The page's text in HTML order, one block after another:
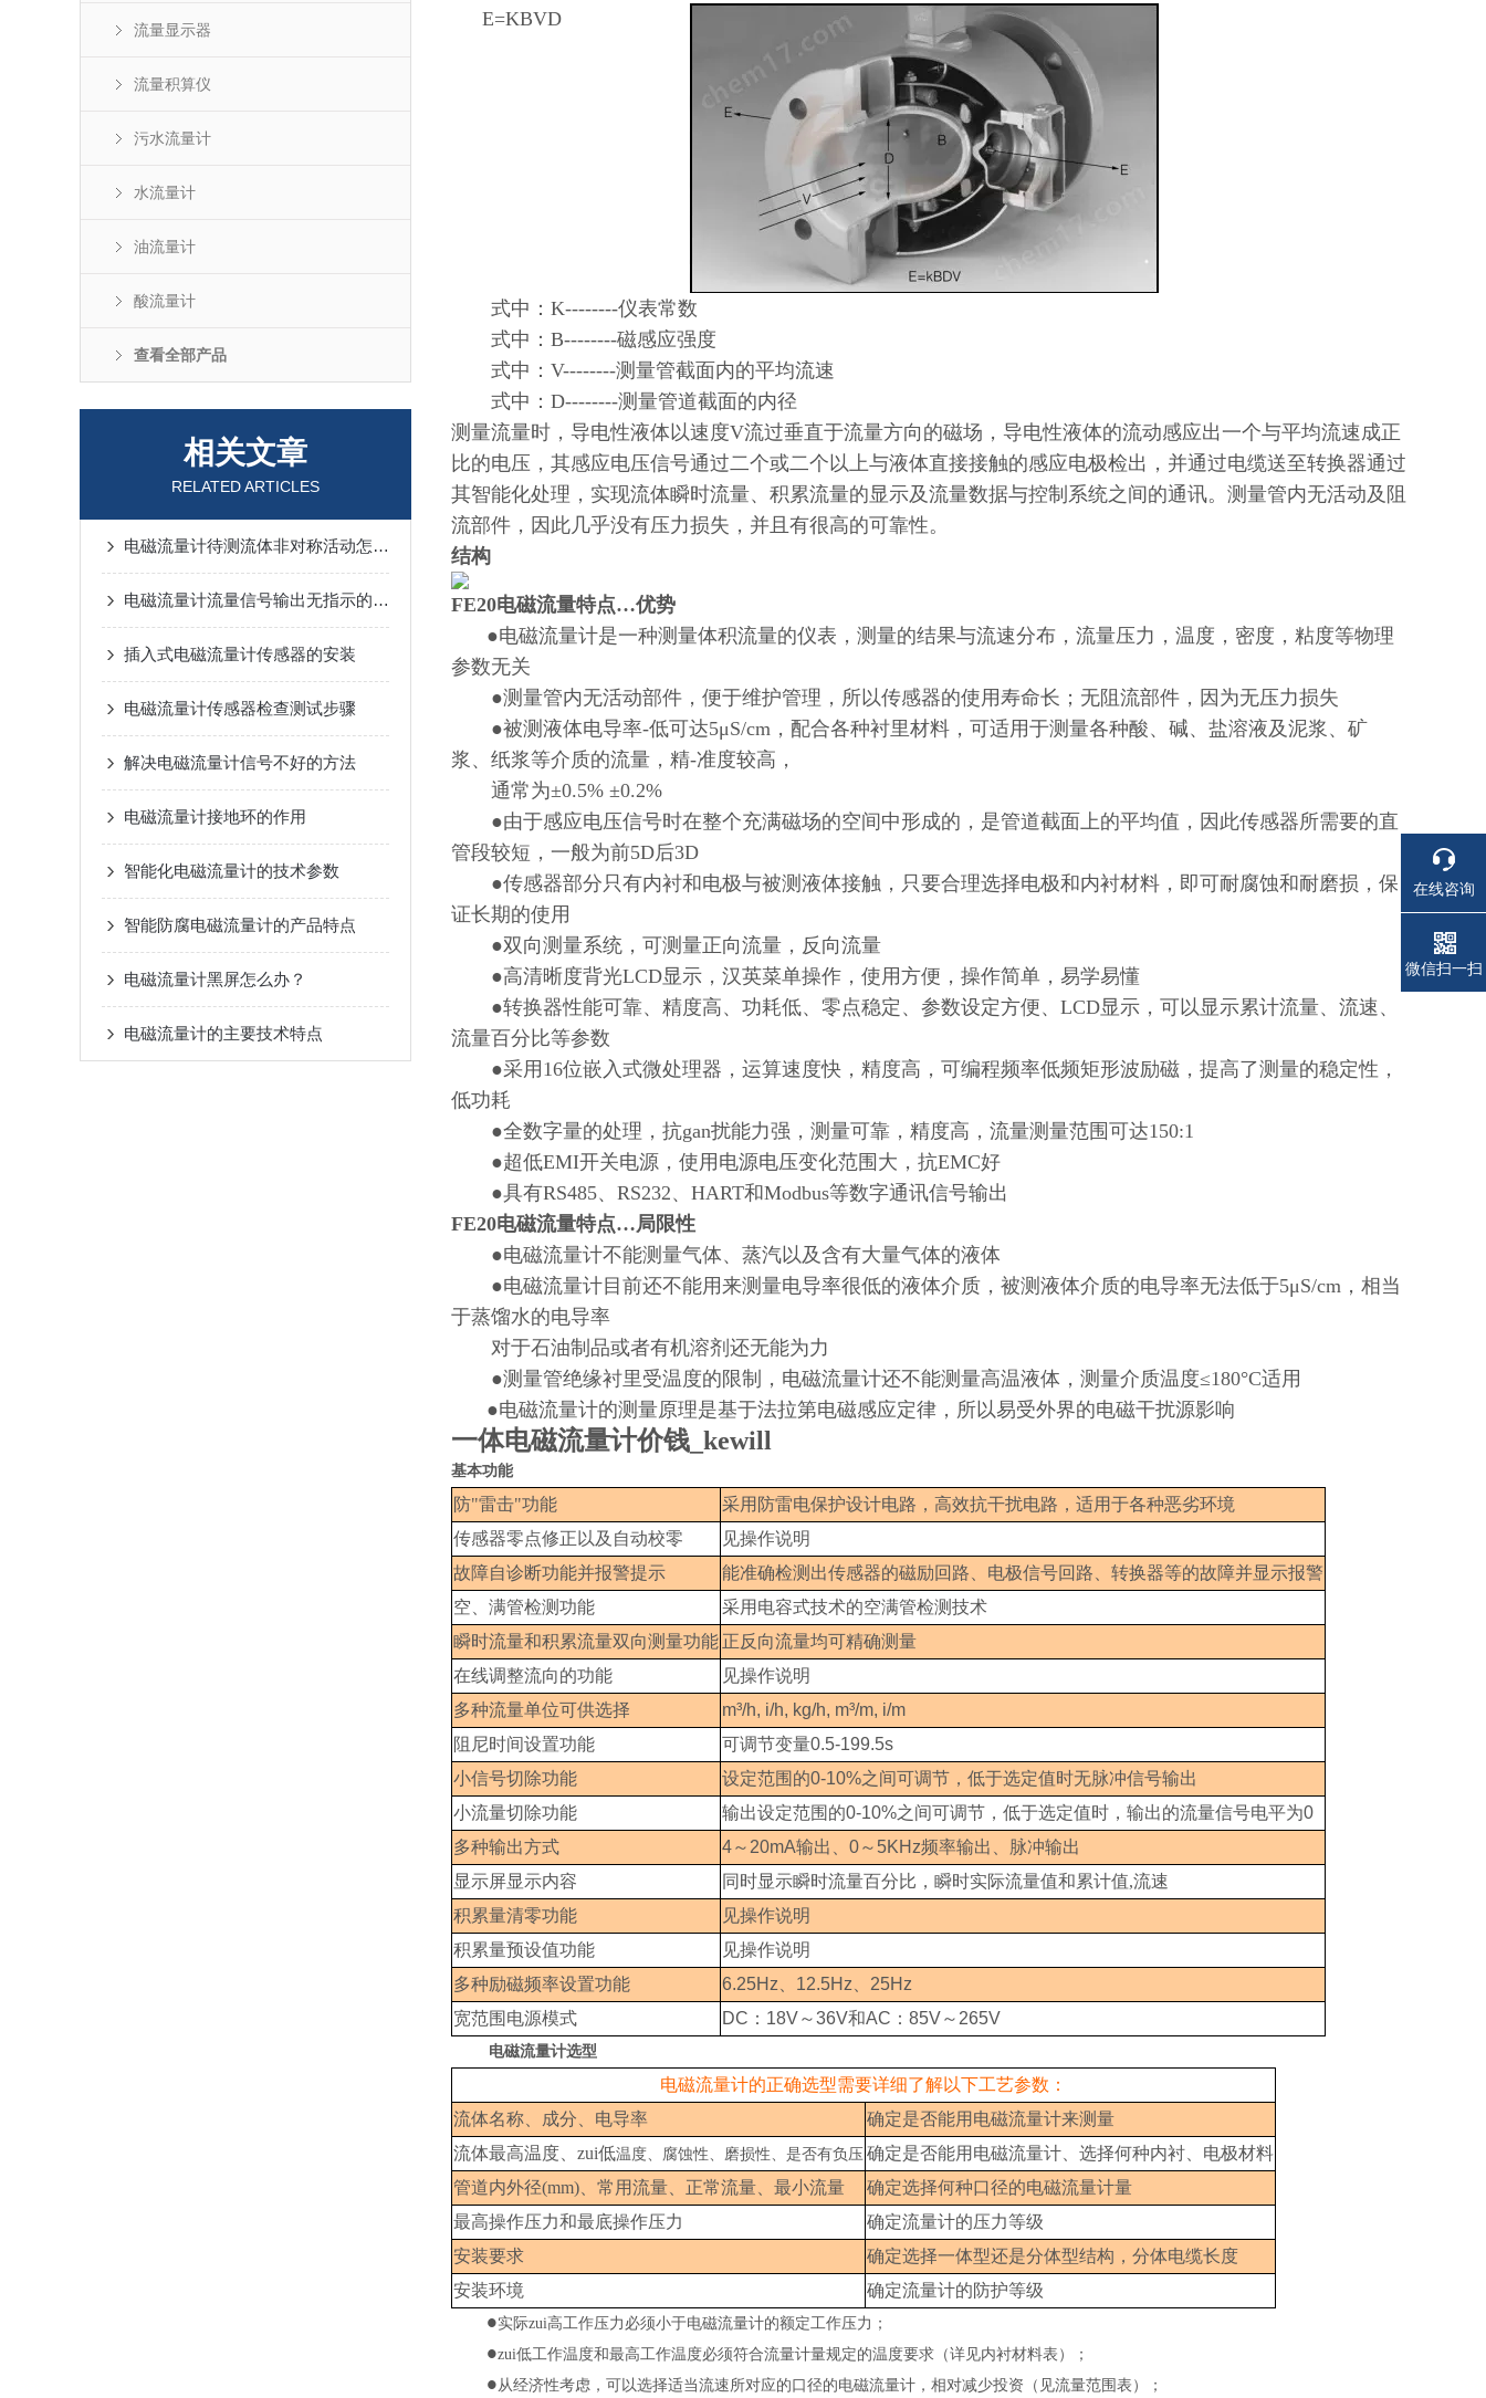
流量显示器
流量积算仪
污水流量计
水流量计
油流量计
酸流量计
查看全部产品
相关文章
RELATED ARTICLES
电磁流量计待测流体非对称活动怎么办？
电磁流量计流量信号输出无指示的解决方法
插入式电磁流量计传感器的安装
电磁流量计传感器检查测试步骤
解决电磁流量计信号不好的方法
电磁流量计接地环的作用
智能化电磁流量计的技术参数
智能防腐电磁流量计的产品特点
电磁流量计黑屏怎么办？
电磁流量计的主要技术特点
E=KBVD
式中：K--------仪表常数
式中：B--------磁感应强度
式中：V--------测量管截面内的平均流速
式中：D--------测量管道截面的内径
测量流量时，导电性液体以速度V流过垂直于流量方向的磁场，导电性液体的流动感应出一个与平均流速成正
比的电压，其感应电压信号通过二个或二个以上与液体直接接触的感应电极检出，并通过电缆送至转换器通过
其智能化处理，实现流体瞬时流量、积累流量的显示及流量数据与控制系统之间的通讯。测量管内无活动及阻
流部件，因此几乎没有压力损失，并且有很高的可靠性。
结构
FE20电磁流量特点…优势
●电磁流量计是一种测量体积流量的仪表，测量的结果与流速分布，流量压力，温度，密度，粘度等物理
参数无关
●测量管内无活动部件，便于维护管理，所以传感器的使用寿命长；无阻流部件，因为无压力损失
●被测液体电导率-低可达5μS/cm，配合各种衬里材料，可适用于测量各种酸、碱、盐溶液及泥浆、矿
浆、纸浆等介质的流量，精-准度较高，
通常为±0.5% ±0.2%
●由于感应电压信号时在整个充满磁场的空间中形成的，是管道截面上的平均值，因此传感器所需要的直
管段较短，一般为前5D后3D
●传感器部分只有内衬和电极与被测液体接触，只要合理选择电极和内衬材料，即可耐腐蚀和耐磨损，保
证长期的使用
●双向测量系统，可测量正向流量，反向流量
●高清晰度背光LCD显示，汉英菜单操作，使用方便，操作简单，易学易懂
●转换器性能可靠、精度高、功耗低、零点稳定、参数设定方便、LCD显示，可以显示累计流量、流速、
流量百分比等参数
●采用16位嵌入式微处理器，运算速度快，精度高，可编程频率低频矩形波励磁，提高了测量的稳定性，
低功耗
●全数字量的处理，抗gan扰能力强，测量可靠，精度高，流量测量范围可达150:1
●超低EMI开关电源，使用电源电压变化范围大，抗EMC好
●具有RS485、RS232、HART和Modbus等数字通讯信号输出
FE20电磁流量特点…局限性
●电磁流量计不能测量气体、蒸汽以及含有大量气体的液体
●电磁流量计目前还不能用来测量电导率很低的液体介质，被测液体介质的电导率无法低于5μS/cm，相当
于蒸馏水的电导率
对于石油制品或者有机溶剂还无能为力
●测量管绝缘衬里受温度的限制，电磁流量计还不能测量高温液体，测量介质温度≤180°C适用
●电磁流量计的测量原理是基于法拉第电磁感应定律，所以易受外界的电磁干扰源影响
一体电磁流量计价钱_kewill
基本功能
防"雷击"功能
采用防雷电保护设计电路，高效抗干扰电路，适用于各种恶劣环境
传感器零点修正以及自动校零
见操作说明
故障自诊断功能并报警提示
能准确检测出传感器的磁励回路、电极信号回路、转换器等的故障并显示报警
空、满管检测功能
采用电容式技术的空满管检测技术
瞬时流量和积累流量双向测量功能 正反向流量均可精确测量
在线调整流向的功能
见操作说明
多种流量单位可供选择
m³/h, i/h, kg/h, m³/m, i/m
阻尼时间设置功能
可调节变量0.5-199.5s
小信号切除功能
设定范围的0-10%之间可调节，低于选定值时无脉冲信号输出
小流量切除功能
输出设定范围的0-10%之间可调节，低于选定值时，输出的流量信号电平为0
多种输出方式
4～ 20mA输出、 0～ 5KHz频率输出、脉冲输出
显示屏显示内容
同时显示瞬时流量百分比，瞬时实际流量值和累计值,流速
积累量清零功能
见操作说明
积累量预设值功能
见操作说明
多种励磁频率设置功能
6.25Hz 12.5Hz
25Hz
宽范围电源模式
DC ： 18V～36V和AC ： 85V～ 265V
电磁流量计选型
电磁流量计的正确选型需要详细了解以下工艺参数：
流体名称、成分、电导率
确定是否能用电磁流量计来测量
流体最高温度、zui低温度、腐蚀性、磨损性、是否有负压确定是否能用电磁流量计、选择何种内衬、电极材料
管道内外径(mm)、常用流量、正常流量、最小流量
确定选择何种口径的电磁流量计量
最高操作压力和最底操作压力
确定流量计的压力等级
安装要求
确定选择一体型还是分体型结构，分体电缆长度
安装环境
确定流量计的防护等级
●实际zui高工作压力必须小于电磁流量计的额定工作压力；
●zui低工作温度和最高工作温度必须符合流量计量规定的温度要求（详见内衬材料表）；
●从经济性考虑，可以选择适当流速所对应的口径的电磁流量计，相对减少投资（见流量范围表）；
在线咨询
微信扫一扫